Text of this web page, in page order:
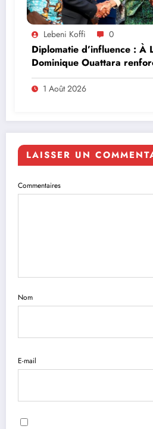
Lebeni Koffi 0
Diplomatie d’influence : À
Dominique Ouattara
leadership solidaire de la
Afrique
1 Août 2026
LAISSER UN
Commentaires
Nom
E-mail